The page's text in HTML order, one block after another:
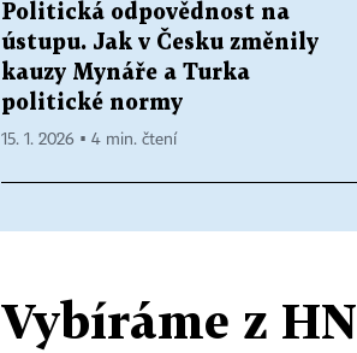
Politická odpovědnost na
ústupu. Jak v Česku změnily
kauzy Mynáře a Turka
politické normy
15. 1. 2026 ▪ 4 min. čtení
Vybíráme z HN